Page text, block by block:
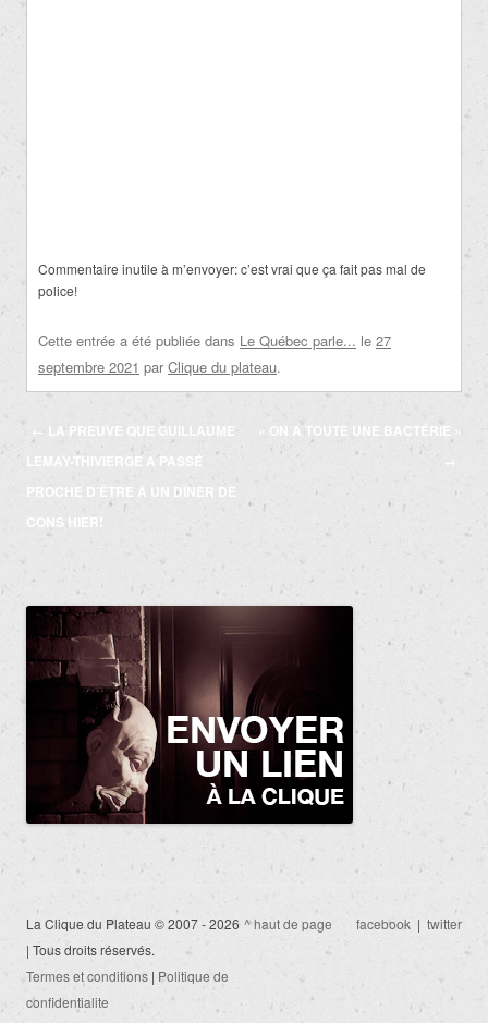
Commentaire inutile à m’envoyer:c’est vrai que ça fait pas mal de
police!
Cette entrée a été publiée dans Le Québec parle... le 27
septembre 2021 par Clique du plateau.
Navigation
articles
← LA PREUVE QUE GUILLAUME
LEMAY-THIVIERGE A PASSÉ
PROCHE D’ÊTRE À UN DÎNER DE
CONS HIER!
« ON A TOUTE UNE BACTÉRIE »
→
La Clique du Plateau © 2007 - 2026
| Tous droits réservés.
Termes et conditions | Politique de
confidentialite
^ haut de page facebook | twitter